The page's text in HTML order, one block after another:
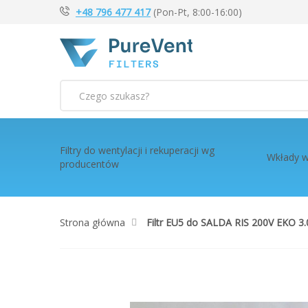
+48 796 477 417(Pon-Pt, 8:00-16:00)
Filtry do wentylacji i rekuperacji wg
producentów
Wkłady
Strona główna Filtr EU5 do SALDA RIS 200V EKO